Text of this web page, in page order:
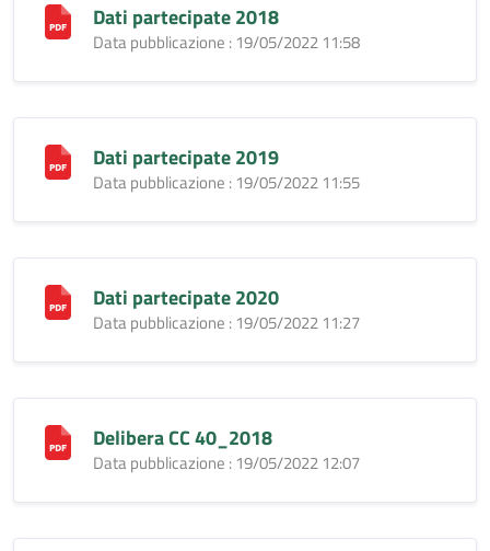
Dati partecipate 2018
Data pubblicazione : 19/05/2022 11:58
Dati partecipate 2019
Data pubblicazione : 19/05/2022 11:55
Dati partecipate 2020
Data pubblicazione : 19/05/2022 11:27
Delibera CC 40_2018
Data pubblicazione : 19/05/2022 12:07